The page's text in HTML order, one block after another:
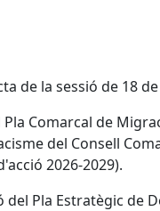
de la sessió de 18
Comarcal de
del Consell
2026-2029).
del Pla Estratègic de